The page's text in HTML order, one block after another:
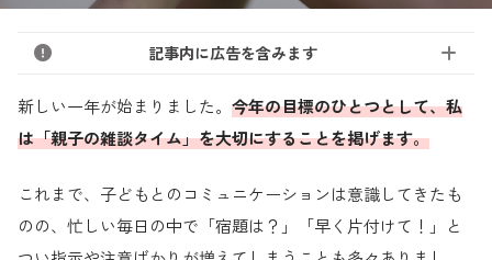
記事内に広告を含みます
新しい一年が始まりました。 今年の目標のひとつとして、私
は「親子の雑談タイム」を大切にすることを掲げます。
これまで、子どもとのコミュニケーションは意識してきたも
のの、忙しい毎日の中で「宿題は？」「早く片付けて！」と